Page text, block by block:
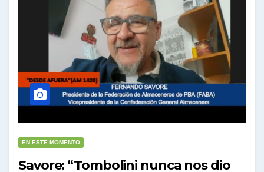
EN ESTE MOMENTO
Savore: “Tombolini nunca nos dio